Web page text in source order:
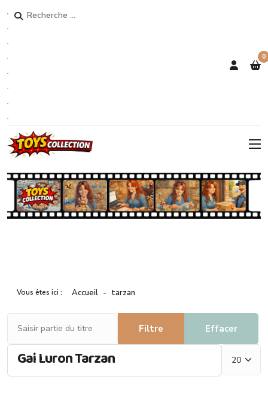
Rechercher
0
Vous êtes ici : Accueil tarzan
Filtre Effacer
Gai Luron Tarzan